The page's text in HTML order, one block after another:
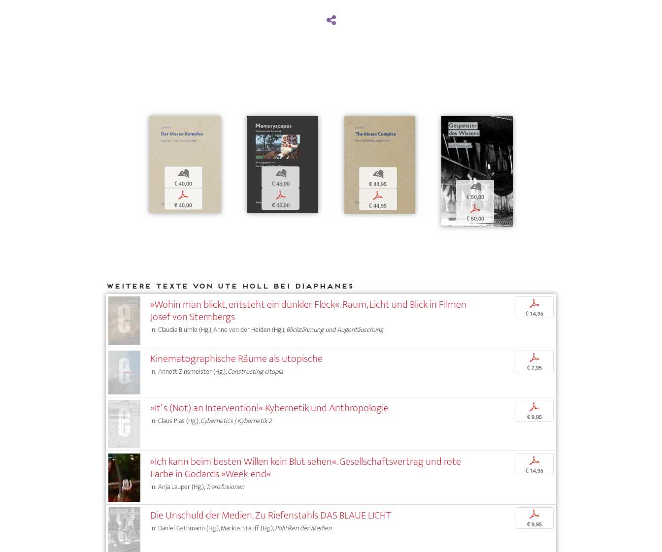
b
€ 40,00
p
€ 40,00
b
€ 45,00
p
€ 45,00
b
€ 44,95
p
€ 44,95
b
€ 50,00
p
€ 50,00
Weitere Texte von Ute Holl bei DIAPHANES
»Wohin man blickt, entsteht ein dunkler Fleck«. Raum, Licht und Blick in Filmen
Josef von Sternbergs
In: Claudia Blümle (Hg.), Anne von der Heiden (Hg.),Blickzähmung und Augentäuschung
p
€ 14,95
Kinematographische Räume als utopische
In: Annett Zinsmeister (Hg.),Constructing Utopia
p
€ 7,95
»It’ s (Not) an Intervention!« Kybernetik und Anthropologie
In: Claus Pias (Hg.),Cybernetics | Kybernetik 2
p
€ 9,95
»Ich kann beim besten Willen kein Blut sehen«. Gesellschaftsvertrag und rote
Farbe in Godards »Week-end«
In: Anja Lauper (Hg.),Transfusionen
p
€ 14,95
Die Unschuld der Medien. Zu Riefenstahls DAS BLAUE LICHT
In: Daniel Gethmann (Hg.), Markus Stauff (Hg.),Politiken der Medien
p
€ 9,95